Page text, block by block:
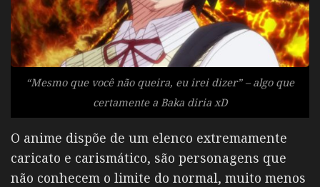
“Mesmo que você não queira, eu irei dizer” – algo que
certamente a Baka diria xD
O anime dispõe de um elenco extremamente
caricato e carismático, são personagens que
não conhecem o limite do normal, muito menos